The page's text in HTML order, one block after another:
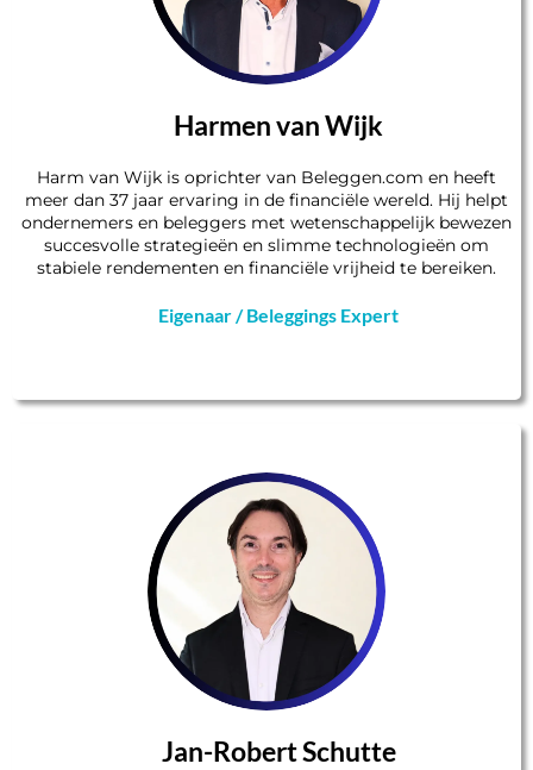
Harmen van Wijk
Harm van Wijk is oprichter van Beleggen.com en heeft
meer dan 37 jaar ervaring in de financiële wereld. Hij helpt
ondernemers en beleggers met wetenschappelijk bewezen
succesvolle strategieën en slimme technologieën om
stabiele rendementen en financiële vrijheid te bereiken.
Eigenaar / Beleggings Expert
Jan-Robert Schutte